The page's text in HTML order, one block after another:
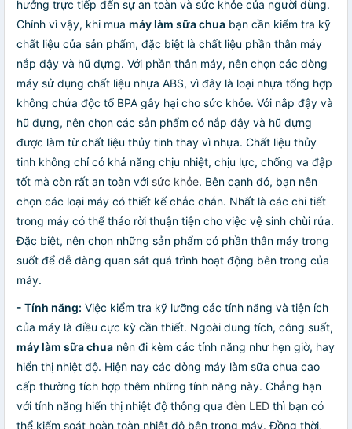
hưởng trực tiếp đến sự an toàn và sức khỏe của người dùng.
Chính vì vậy, khi mua máy làm sữa chua bạn cần kiểm tra kỹ
chất liệu của sản phẩm, đặc biệt là chất liệu phần thân máy
nắp đậy và hũ đựng. Với phần thân máy, nên chọn các dòng
máy sử dụng chất liệu nhựa ABS, vì đây là loại nhựa tổng hợp
không chứa độc tố BPA gây hại cho sức khỏe. Với nắp đậy và
hũ đựng, nên chọn các sản phẩm có nắp đậy và hũ đựng
được làm từ chất liệu thủy tinh thay vì nhựa. Chất liệu thủy
tinh không chỉ có khả năng chịu nhiệt, chịu lực, chống va đập
tốt mà còn rất an toàn với sức khỏe. Bên cạnh đó, bạn nên
chọn các loại máy có thiết kế chắc chắn. Nhất là các chi tiết
trong máy có thể tháo rời thuận tiện cho việc vệ sinh chùi rửa.
Đặc biệt, nên chọn những sản phẩm có phần thân máy trong
suốt để dễ dàng quan sát quá trình hoạt động bên trong của
máy.
- Tính năng: Việc kiểm tra kỹ lưỡng các tính năng và tiện ích
của máy là điều cực kỳ cần thiết. Ngoài dung tích, công suất,
máy làm sữa chua nên đi kèm các tính năng như hẹn giờ, hay
hiển thị nhiệt độ. Hiện nay các dòng máy làm sữa chua cao
cấp thường tích hợp thêm những tính năng này. Chẳng hạn
với tính năng hiển thị nhiệt độ thông qua đèn LED thì bạn có
thể kiểm soát hoàn toàn nhiệt độ bên trong máy. Đồng thời,